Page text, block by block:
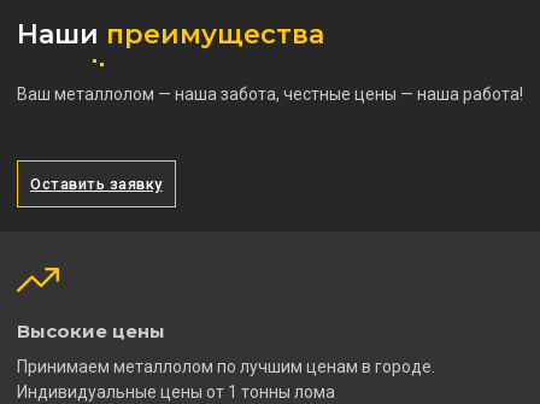
Наши преимущества
Ваш металлолом — наша забота, честные цены — наша работа!
Оставить заявку
Высокие цены
Принимаем металлолом по лучшим ценам в городе.
Индивидуальные цены от 1 тонны лома